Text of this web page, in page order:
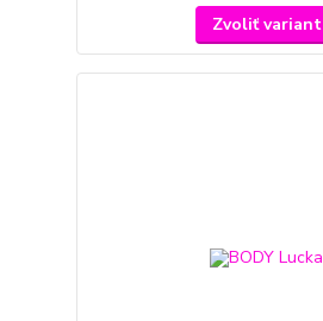
Zvoliť variant